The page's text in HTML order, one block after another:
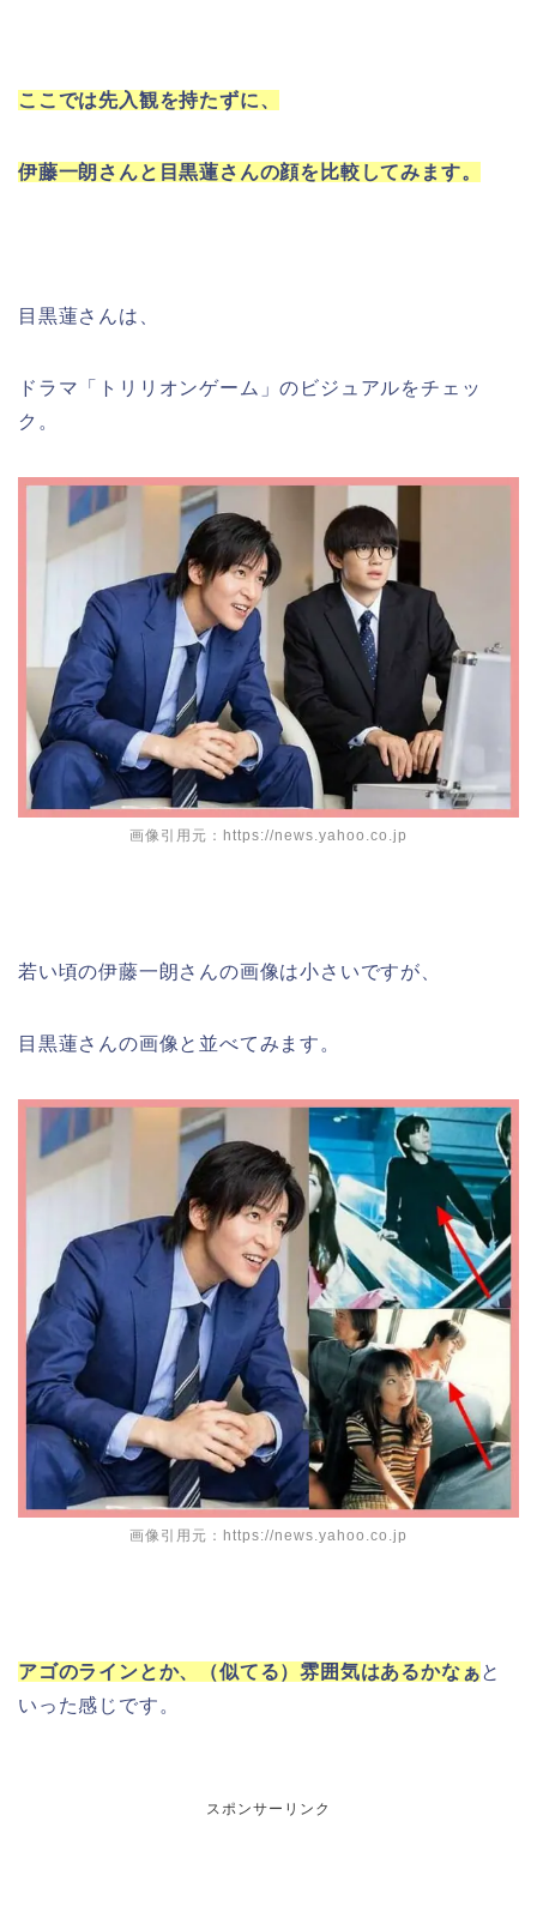
ここでは先入観を持たずに、
伊藤一朗さんと目黒蓮さんの顔を比較してみます。
目黒蓮さんは、
ドラマ「トリリオンゲーム」のビジュアルをチェッ
ク。
画像引用元：https://news.yahoo.co.jp
若い頃の伊藤一朗さんの画像は小さいですが、
目黒蓮さんの画像と並べてみます。
画像引用元：https://news.yahoo.co.jp
アゴのラインとか、（似てる）雰囲気はあるかなぁと
いった感じです。
スポンサーリンク